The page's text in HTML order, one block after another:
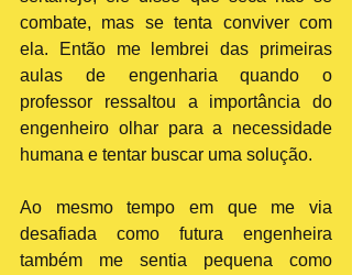
combate, mas se tenta conviver com
ela. Então me lembrei das primeiras
aulas de engenharia quando o
professor ressaltou a importância do
engenheiro olhar para a necessidade
humana e tentar buscar uma solução.
Ao mesmo tempo em que me via
desafiada como futura engenheira
também me sentia pequena como